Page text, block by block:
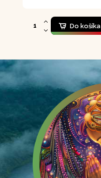
Do košíka